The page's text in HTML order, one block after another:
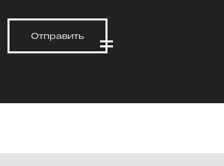
Отправить